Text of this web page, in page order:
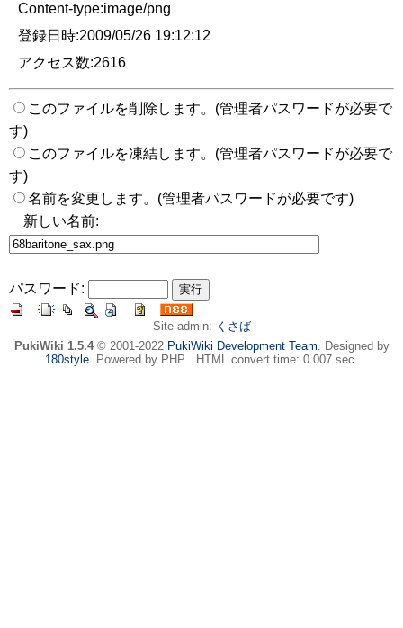
Content-type:image/png
登録日時:2009/05/26 19:12:12
アクセス数:2616
このファイルを削除します。(管理者パスワードが必要で
す)
このファイルを凍結します。(管理者パスワードが必要で
す)
名前を変更します。(管理者パスワードが必要です)
新しい名前:
パスワード:
Site admin: くさば
PukiWiki 1.5.4© 2001-2022 PukiWiki Development Team. Designed by
180style. Powered by PHP . HTML convert time: 0.007 sec.